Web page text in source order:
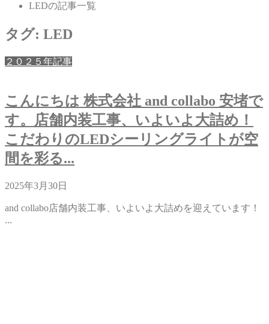
LEDの記事一覧
タグ: LED
２０２５年記事
こんにちは 株式会社 and collabo 安堵で
す。店舗内装工事、いよいよ大詰め！
こだわりのLEDシーリングライトが空
間を彩る...
2025年3月30日
and collabo店舗内装工事、いよいよ大詰めを迎えています！
...